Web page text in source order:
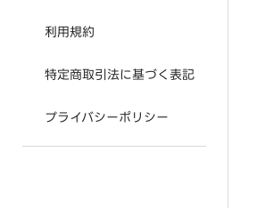
利用規約
特定商取引法に基づく表記
プライバシーポリシー